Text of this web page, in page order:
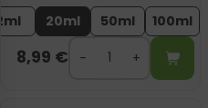
20ml 50ml 100ml
8,99 €